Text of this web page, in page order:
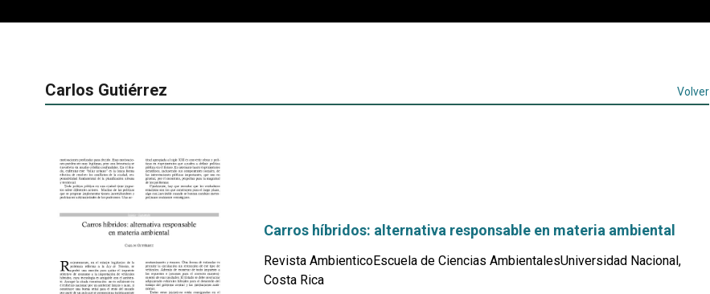
Carlos Gutiérrez Volver
Carros híbridos: alternativa responsable en materia ambiental
Revista AmbienticoEscuela de Ciencias AmbientalesUniversidad Nacional,
Costa Rica